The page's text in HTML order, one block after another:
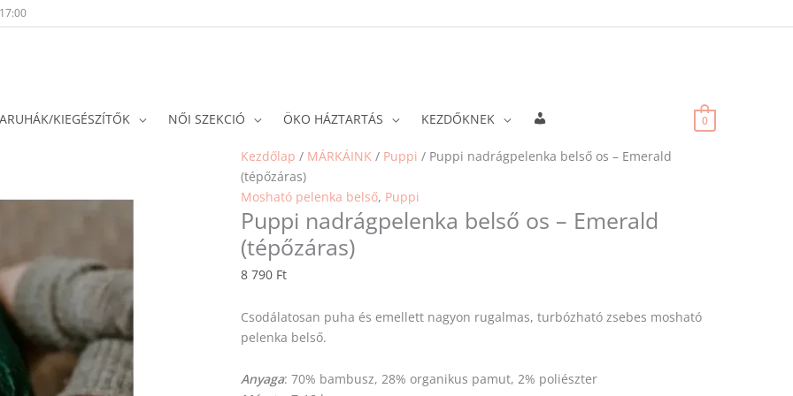
KIEGÉSZÍTŐK NŐI SZEKCIÓ ÖKO HÁZTARTÁS KEZDŐKNEK 0
Kezdőlap / MÁRKÁINK / Puppi / Puppi nadrágpelenka belső os – Emerald
(tépőzáras)
Mosható pelenka belső, Puppi
Puppi nadrágpelenka belső os – Emerald
(tépőzáras)
8 790 Ft
Csodálatosan puha és emellett nagyon rugalmas, turbózható zsebes mosható
pelenka belső.
Anyaga: 70% bambusz, 28% organikus pamut, 2% poliészter